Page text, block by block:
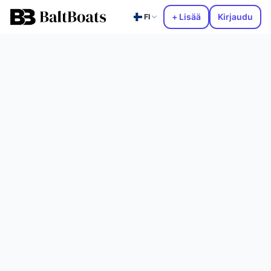
FI + Lisää Kirjaudu